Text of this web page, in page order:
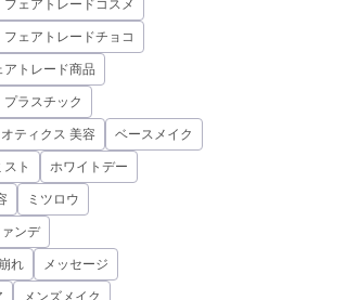
フェアトレードコスメ
フェアトレードチョコ
アトレード商品
プラスチック
ティクス 美容 ベースメイク
ト ホワイトデー
ミツロウ
ンデ
れ メッセージ